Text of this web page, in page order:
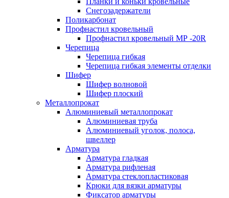
Снегозадержатели
Поликарбонат
Профнастил кровельный
Профнастил кровельный МР -20R
Черепица
Черепица гибкая
Черепица гибкая элементы отделки
Шифер
Шифер волновой
Шифер плоский
Металлопрокат
Алюминиевый металлопрокат
Алюминиевая труба
Алюминиевый уголок, полоса,
швеллер
Арматура
Арматура гладкая
Арматура рифленая
Арматура стеклопластиковая
Крюки для вязки арматуры
Фиксатор арматуры